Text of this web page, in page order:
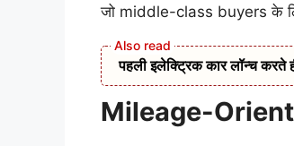
जो middle-class buyers के
पहली इलेक्ट्रिक कार लॉन्च करते
Mileage-